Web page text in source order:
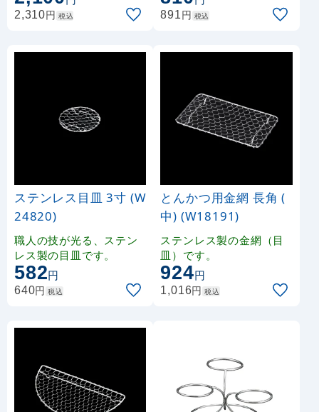
2,310円 税込 891円 税込
ステンレス目皿 3寸 (W
24820)
職人の技が光る、ステン
レス製の目皿です。
582円
640円 税込
とんかつ用金網 長角 (
中) (W18191)
ステンレス製の金網（目
皿）です。
924円
1,016円 税込